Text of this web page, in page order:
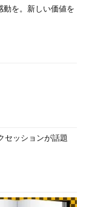
動を。新しい価値を
セッションが話題